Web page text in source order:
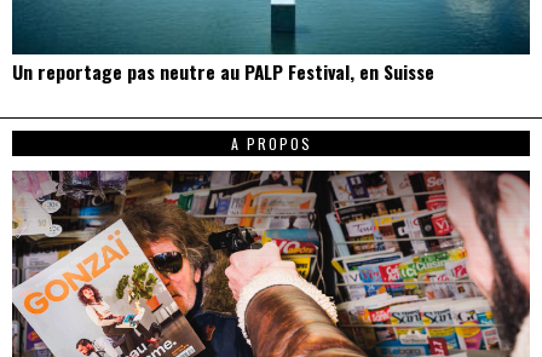
Un reportage pas neutre au PALP Festival, en Suisse
A PROPOS